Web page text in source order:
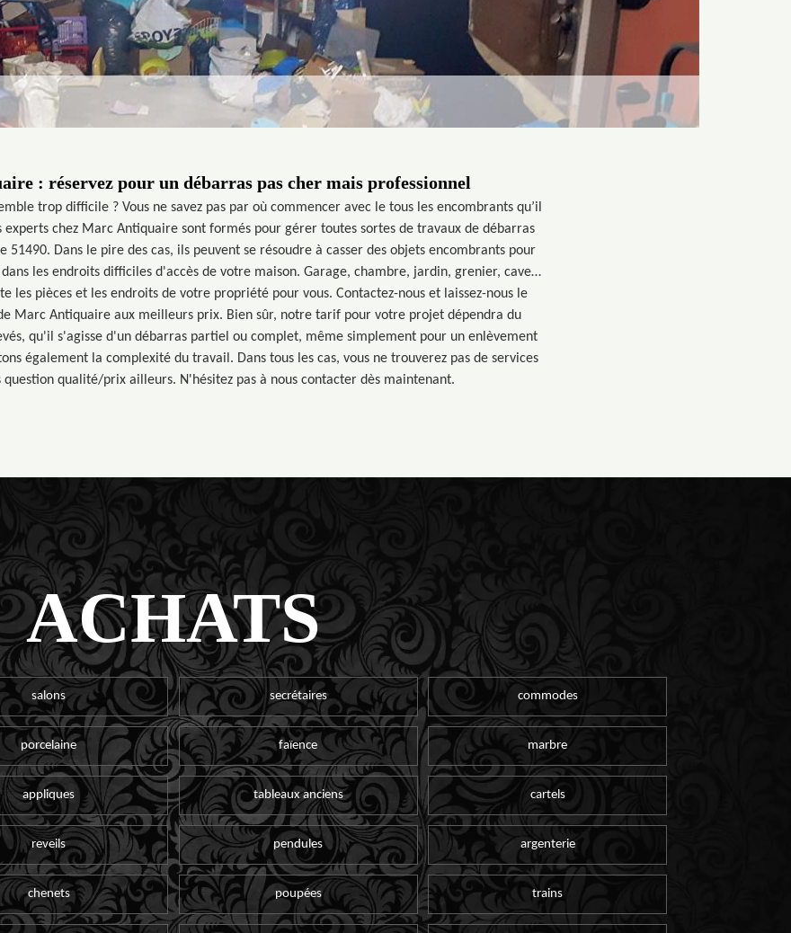
: réservez pour un débarras pas cher mais professionnel
trop difficile ? Vous ne savez pas par où commencer avec le tous les encombrants qu’il
experts chez Marc Antiquaire sont formés pour gérer toutes sortes de travaux de débarras
51490. Dans le pire des cas, ils peuvent se résoudre à casser des objets encombrants pour
les endroits difficiles d'accès de votre maison. Garage, chambre, jardin, grenier, cave…
les pièces et les endroits de votre propriété pour vous. Contactez-nous et laissez-nous le
Marc Antiquaire aux meilleurs prix. Bien sûr, notre tarif pour votre projet dépendra du
qu'il s'agisse d'un débarras partiel ou complet, même simplement pour un enlèvement
également la complexité du travail. Dans tous les cas, vous ne trouverez pas de services
question qualité/prix ailleurs. N'hésitez pas à nous contacter dès maintenant.
ACHATS
salons secrétaires commodes
porcelaine faïence marbre
appliques tableaux anciens cartels
reveils pendules argenterie
chenets poupées trains